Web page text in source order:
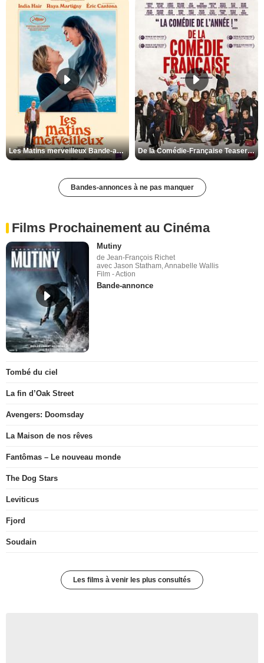
Les Matins merveilleux Bande-annonce VF De la Comédie-Française Teaser VF
Bandes-annonces à ne pas manquer
Films Prochainement au Cinéma
Mutiny
de Jean-François Richet
avec Jason Statham, Annabelle Wallis
Film - Action
Bande-annonce
Tombé du ciel
La fin d’Oak Street
Avengers: Doomsday
La Maison de nos rêves
Fantômas – Le nouveau monde
The Dog Stars
Leviticus
Fjord
Soudain
Les films à venir les plus consultés